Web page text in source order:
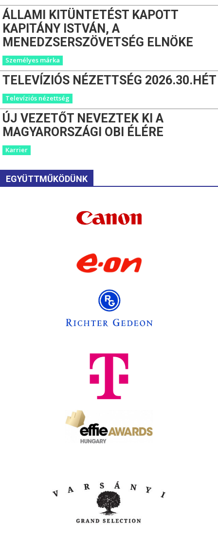
ÁLLAMI KITÜNTETÉST KAPOTT
KAPITÁNY ISTVÁN, A
MENEDZSERSZÖVETSÉG ELNÖKE
Személyes márka
TELEVÍZIÓS NÉZETTSÉG 2026.30.HÉT
Televíziós nézettség
ÚJ VEZETŐT NEVEZTEK KI A
MAGYARORSZÁGI OBI ÉLÉRE
Karrier
EGYÜTTMŰKÖDÜNK